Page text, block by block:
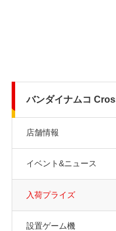
バンダイナムコ
店舗情報
イベント&ニュース
入荷プライズ
設置ゲーム機